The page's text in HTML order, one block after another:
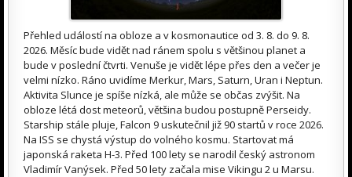
Přehled událostí na obloze a v kosmonautice od 3. 8. do 9. 8.
2026. Měsíc bude vidět nad ránem spolu s většinou planet a
bude v poslední čtvrti. Venuše je vidět lépe přes den a večer je
velmi nízko. Ráno uvidíme Merkur, Mars, Saturn, Uran i Neptun.
Aktivita Slunce je spíše nízká, ale může se občas zvýšit. Na
obloze létá dost meteorů, většina budou postupně Perseidy.
Starship stále pluje, Falcon 9 uskutečnil již 90 startů v roce 2026.
Na ISS se chystá výstup do volného kosmu. Startovat má
japonská raketa H-3. Před 100 lety se narodil český astronom
Vladimír Vanýsek. Před 50 lety začala mise Vikingu 2 u Marsu.